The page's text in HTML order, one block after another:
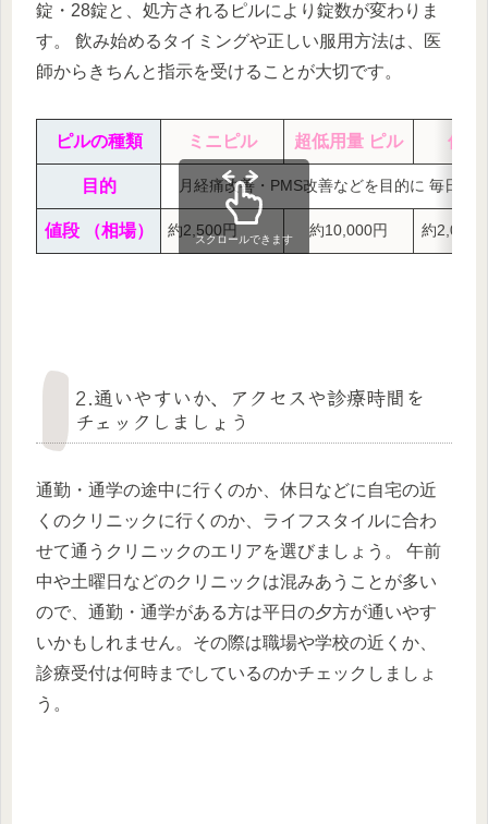
錠・28錠と、処方されるピルにより錠数が変わりま
す。 飲み始めるタイミングや正しい服用方法は、医
師からきちんと指示を受けることが大切です。
ピルの種類 ミニピル 超低用量 ピル 低用
目的 月経痛改善・PMS改善などを目的に 毎日服
値段 （相場） 約2,500円 約10,000円 約2,000
スクロールできます
2.通いやすいか、アクセスや診療時間を
チェックしましょう
通勤・通学の途中に行くのか、休日などに自宅の近
くのクリニックに行くのか、ライフスタイルに合わ
せて通うクリニックのエリアを選びましょう。 午前
中や土曜日などのクリニックは混みあうことが多い
ので、通勤・通学がある方は平日の夕方が通いやす
いかもしれません。その際は職場や学校の近くか、
診療受付は何時までしているのかチェックしましょ
う。